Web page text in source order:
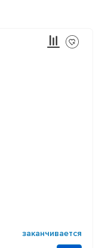
заканчивается